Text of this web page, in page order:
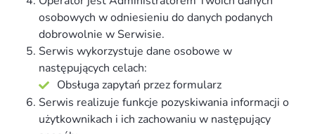
osobowych w odniesieniu do danych podanych
dobrowolnie w Serwisie.
Serwis wykorzystuje dane osobowe w
następujących celach:
Obsługa zapytań przez formularz
Serwis realizuje funkcje pozyskiwania informacji o
użytkownikach i ich zachowaniu w następujący